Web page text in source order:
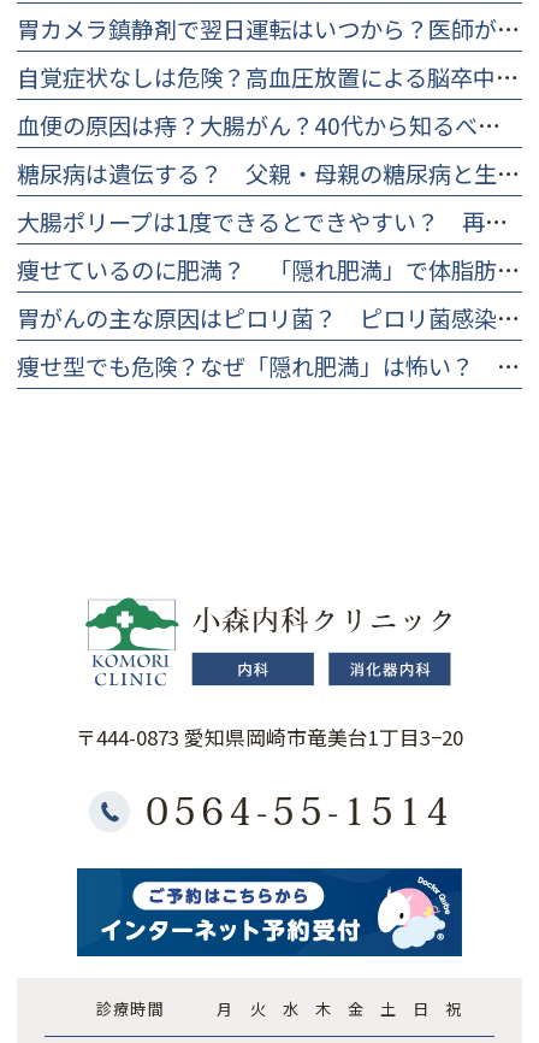
胃カメラ鎮静剤で翌日運転はいつから？医師が教える安全基準と判断法
自覚症状なしは危険？高血圧放置による脳卒中・心筋梗塞リスクと受診目安
血便の原因は痔？大腸がん？40代から知るべき違いと痛くない検査
糖尿病は遺伝する？ 父親・母親の糖尿病と生活習慣の重要性
大腸ポリープは1度できるとできやすい？ 再発率と再発防止について
痩せているのに肥満？ 「隠れ肥満」で体脂肪率を下げる食事や対策について
胃がんの主な原因はピロリ菌？ ピロリ菌感染のリスクと早期発見の大切さ
痩せ型でも危険？なぜ「隠れ肥満」は怖い？ 見分け方とチェックリスト
〒444-0873 愛知県岡崎市竜美台1丁目3−20
0564-55-1514
診療時間 月 火 水 木 金 土 日 祝